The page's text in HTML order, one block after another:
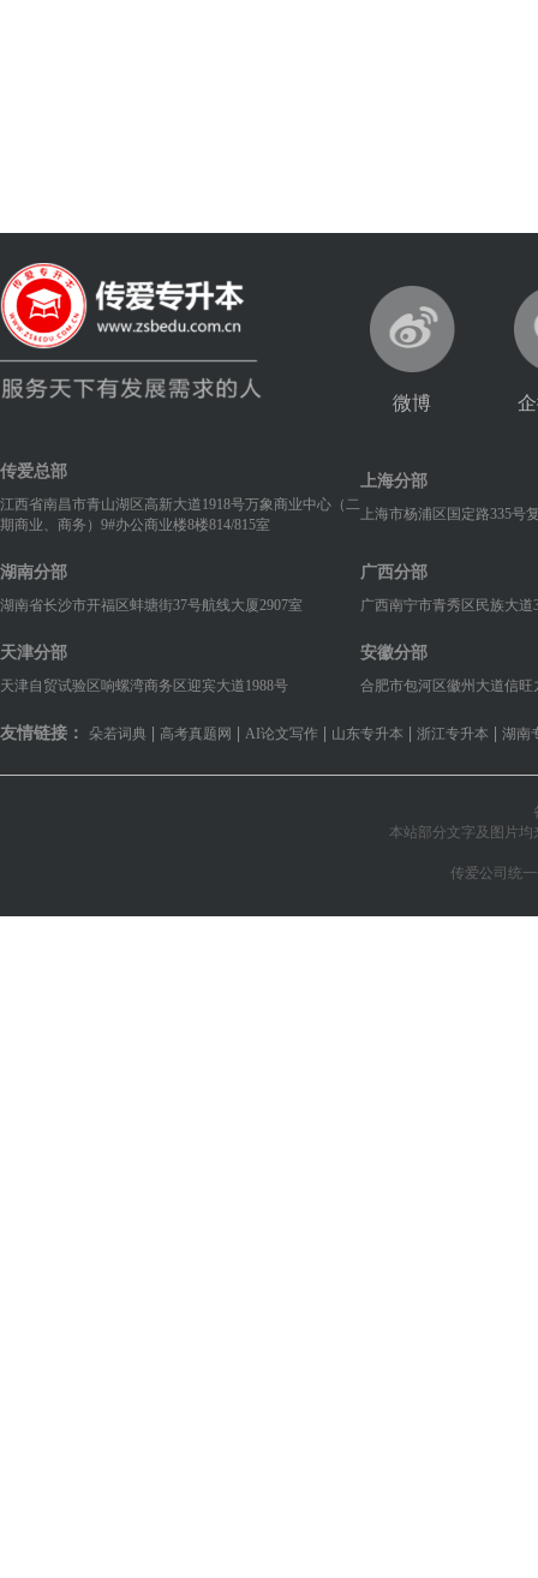
微博
传爱总部
江西省南昌市青山湖区高新大道1918号万象商业中心（二
期商业、商务）9#办公商业楼8楼814/815室
上海分部
上海市杨浦区国定路335号
湖南分部
湖南省长沙市开福区蚌塘街37号航线大厦2907室
广西分部
广西南宁市青秀区民族大
天津分部
天津自贸试验区响螺湾商务区迎宾大道1988号
安徽分部
合肥市包河区徽州大道信旺
友情链接： 朵若词典 | 高考真题网 | AI论文写作 | 山东专升本 | 浙江专升本 | 湖南
本站部分文字及图片
传爱公司统一